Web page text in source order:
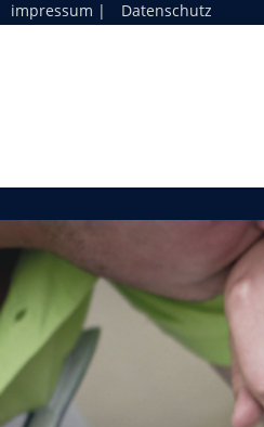
impressum | Datenschutz